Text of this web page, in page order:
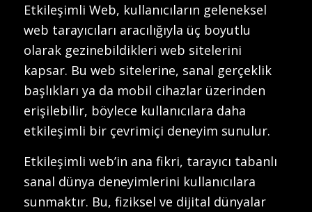
Etkileşimli Web, kullanıcıların geleneksel
web tarayıcıları aracılığıyla üç boyutlu
olarak gezinebildikleri web sitelerini
kapsar. Bu web sitelerine, sanal gerçeklik
başlıkları ya da mobil cihazlar üzerinden
erişilebilir, böylece kullanıcılara daha
etkileşimli bir çevrimiçi deneyim sunulur.
Etkileşimli web’in ana fikri, tarayıcı tabanlı
sanal dünya deneyimlerini kullanıcılara
sunmaktır. Bu, fiziksel ve dijital dünyalar